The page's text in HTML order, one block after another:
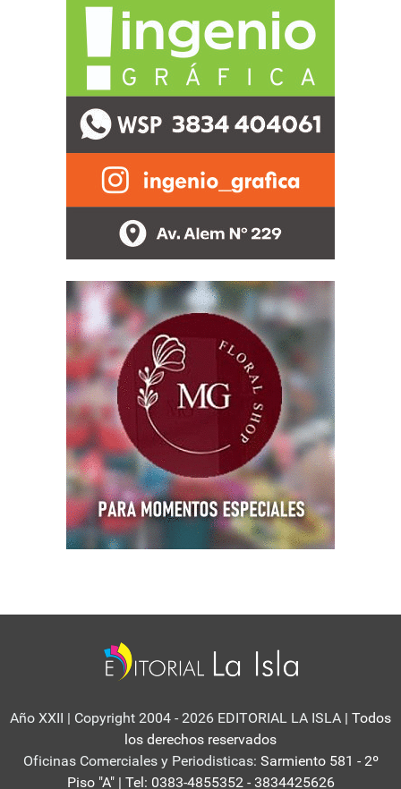
Año XXII | Copyright 2004 - 2026 EDITORIAL LA ISLA | Todos
los derechos reservados
Oficinas Comerciales y Periodisticas: Sarmiento 581 - 2º
Piso "A" | Tel: 0383-4855352 - 3834425626